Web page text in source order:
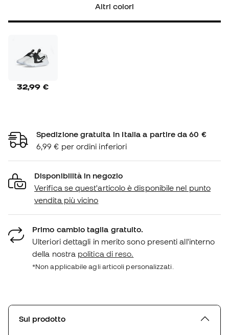
Altri colori
32,99 €
Spedizione gratuita in Italia a partire da 60 €
6,99 € per ordini inferiori
Disponibilità in negozio
Verifica se quest'articolo è disponibile nel punto
vendita più vicino
Primo cambio taglia gratuito.
Ulteriori dettagli in merito sono presenti all'interno
della nostra politica di reso.
*Non applicabile agli articoli personalizzati.
Sul prodotto